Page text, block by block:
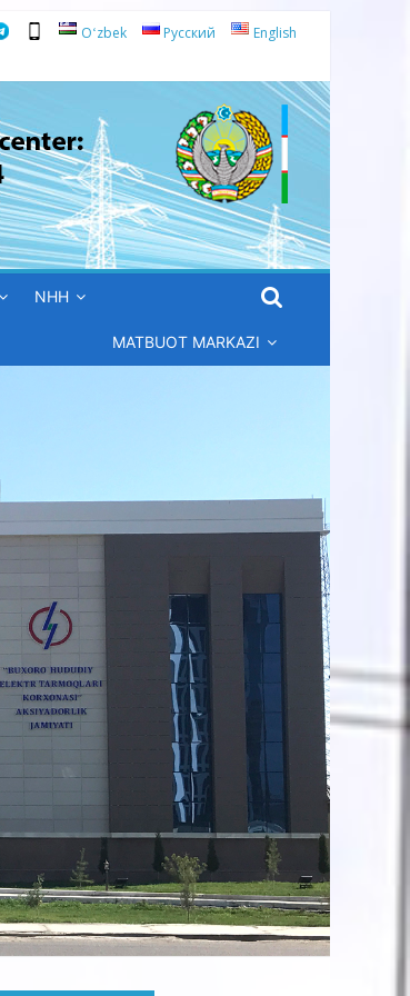
Oʻzbek Русский English
NHH
MATBUOT MARKAZI